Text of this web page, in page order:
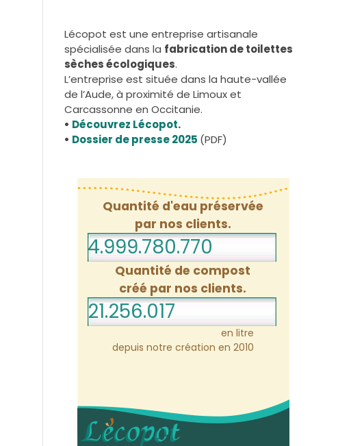
Lécopot est une entreprise artisanale
spécialisée dans la fabrication de toilettes
sèches écologiques.
L’entreprise est située dans la haute-vallée
de l’Aude, à proximité de Limoux et
Carcassonne en Occitanie.
• Découvrez Lécopot.
• Dossier de presse 2025 (PDF)
Quantité d'eau préservée
par nos clients.
4.999.780.791
Quantité de compost
créé par nos clients.
21.256.017
en litre
depuis notre création en 2010